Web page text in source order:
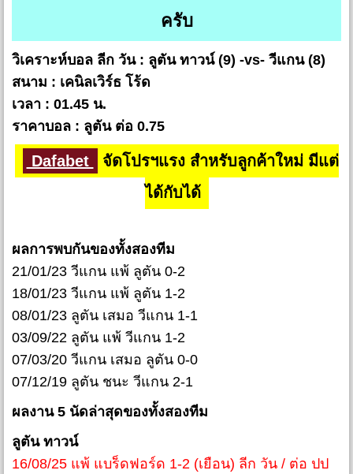
ครับ
วิเคราะห์บอล ลีก วัน : ลูตัน ทาวน์ (9) -vs- วีแกน (8)
สนาม : เคนิลเวิร์ธ โร้ด
เวลา : 01.45 น.
ราคาบอล : ลูตัน ต่อ 0.75
Dafabet
จัดโปรฯแรง สำหรับลูกค้าใหม่ มีแต่
ได้กับได้
ผลการพบกันของทั้งสองทีม
21/01/23 วีแกน แพ้ ลูตัน 0-2
18/01/23 วีแกน แพ้ ลูตัน 1-2
08/01/23 ลูตัน เสมอ วีแกน 1-1
03/09/22 ลูตัน แพ้ วีแกน 1-2
07/03/20 วีแกน เสมอ ลูตัน 0-0
07/12/19 ลูตัน ชนะ วีแกน 2-1
ผลงาน 5 นัดล่าสุดของทั้งสองทีม
ลูตัน ทาวน์
16/08/25 แพ้ แบร็ดฟอร์ด 1-2 (เยือน) ลีก วัน / ต่อ ปป